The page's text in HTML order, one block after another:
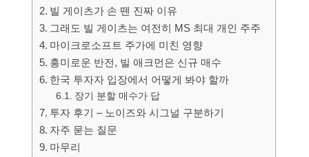
빌 게이츠가 손 뗀 진짜 이유
그래도 빌 게이츠는 여전히 MS 최대 개인 주주
마이크로소프트 주가에 미친 영향
흥미로운 반전, 빌 애크먼은 신규 매수
한국 투자자 입장에서 어떻게 봐야 할까
장기 분할 매수가 답
투자 후기 – 노이즈와 시그널 구분하기
자주 묻는 질문
마무리